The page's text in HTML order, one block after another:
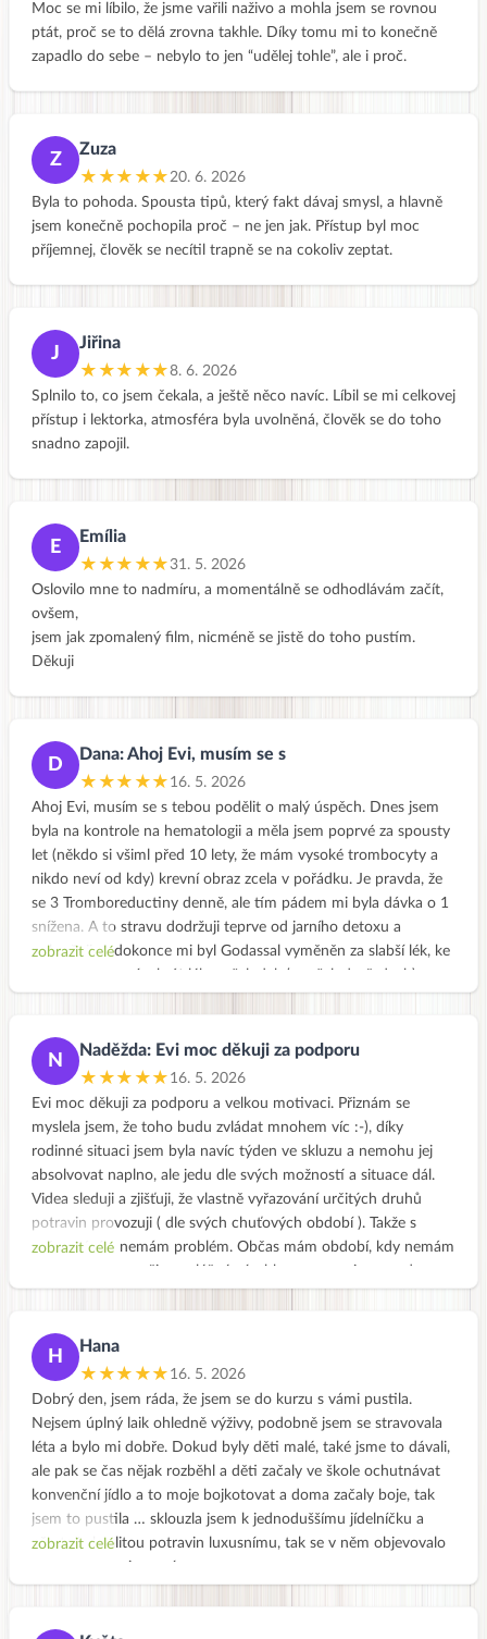
Moc se mi líbilo, že jsme vařili naživo a mohla jsem se rovnou
ptát, proč se to dělá zrovna takhle. Díky tomu mi to konečně
zapadlo do sebe – nebylo to jen “udělej tohle”, ale i proč.
Z
Zuza
★★★★★20. 6. 2026
Byla to pohoda. Spousta tipů, který fakt dávaj smysl, a hlavně
jsem konečně pochopila proč – ne jen jak. Přístup byl moc
příjemnej, člověk se necítil trapně se na cokoliv zeptat.
J
Jiřina
★★★★★8. 6. 2026
Splnilo to, co jsem čekala, a ještě něco navíc. Líbil se mi celkovej
přístup i lektorka, atmosféra byla uvolněná, člověk se do toho
snadno zapojil.
E
Emília
★★★★★31. 5. 2026
Oslovilo mne to nadmíru, a momentálně se odhodlávám začít,
ovšem,
jsem jak zpomalený film, nicméně se jistě do toho pustím.
Děkuji
D
Dana: Ahoj Evi, musím se s
★★★★★ 16. 5. 2026
Ahoj Evi, musím se s tebou podělit o malý úspěch. Dnes jsem
byla na kontrole na hematologii a měla jsem poprvé za spousty
let (někdo si všiml před 10 lety, že mám vysoké trombocyty a
nikdo neví od kdy) krevní obraz zcela v pořádku. Je pravda, že
se 3 Tromboreductiny denně, ale tím pádem mi byla dávka o 1
snížena. A to stravu dodržuji teprve od jarního detoxu a
pokračuji. A dokonce mi byl Godassal vyměněn za slabší lék, ke
aby mi oslabovalo svalstvo právě nedostatkem bílkovin, mám
na mysli těch živočišných. Můžu být v klidu a pustit strach, aby
mě nebrzdil a nepronásledoval mě ? Trochu jsem zhubla, odešla
mi pneumatika kolem břicha, takže jsem ráda a dál už bych
nemusela hubnout. Mám obavy, aby to nešlo právě ze svalů.
Děkuji moc a hezký den, Dana
zobrazit celé
N
Naděžda: Evi moc děkuji za podporu
★★★★★ 16. 5. 2026
Evi moc děkuji za podporu a velkou motivaci. Přiznám se
myslela jsem, že toho budu zvládat mnohem víc :-), díky
rodinné situaci jsem byla navíc týden ve skluzu a nemohu jej
absolvovat naplno, ale jedu dle svých možností a situace dál.
Videa sleduji a zjišťuji, že vlastně vyřazování určitých druhů
potravin provozuji ( dle svých chuťových období ). Takže s
vyřazováním nemám problém. Občas mám období, kdy nemám
jsem v nepohodě. Je super zjistit jak se vše dá rozumně a
vyváženě nahradit . Určitě budu v receptech pokračovat i po
kurzu. Po vyzkoušených receptech a cíleně vyřazených
potravinách se opravdu cítím lépe a váha jde dolů sama.
Chyběla mě cesta jak do svého jídelníčku zařadit lehká jídla, více
obilovin, luštěnin a hlavně jak je mohu sladit chutně se
zeleninou . Kurz předčil mé očekávání. Děkuji za tvou práci 👍
❤️
zobrazit celé
H
Hana
★★★★★ 16. 5. 2026
Dobrý den, jsem ráda, že jsem se do kurzu s vámi pustila.
Nejsem úplný laik ohledně výživy, podobně jsem se stravovala
léta a bylo mi dobře. Dokud byly děti malé, také jsme to dávali,
ale pak se čas nějak rozběhl a děti začaly ve škole ochutnávat
konvenční jídlo a to moje bojkotovat a doma začaly boje, tak
jsem to pustila … sklouzla jsem k jednoduššímu jídelníčku a
přestože kvalitou potravin luxusnímu, tak se v něm objevovalo
zobrazit celé